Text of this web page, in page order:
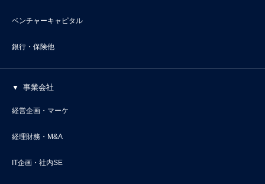
ベンチャーキャピタル
銀行・保険他
事業会社
経営企画・マーケ
経理財務・M&A
IT企画・社内SE